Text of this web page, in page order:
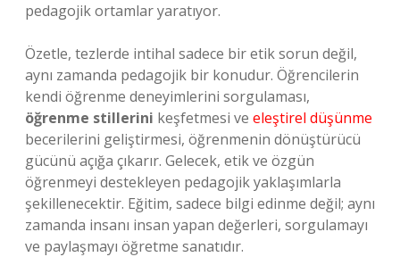
pedagojik ortamlar yaratıyor.
Özetle, tezlerde intihal sadece bir etik sorun değil,
aynı zamanda pedagojik bir konudur. Öğrencilerin
kendi öğrenme deneyimlerini sorgulaması,
öğrenme stillerini keşfetmesi ve eleştirel düşünme
becerilerini geliştirmesi, öğrenmenin dönüştürücü
gücünü açığa çıkarır. Gelecek, etik ve özgün
öğrenmeyi destekleyen pedagojik yaklaşımlarla
şekillenecektir. Eğitim, sadece bilgi edinme değil; aynı
zamanda insanı insan yapan değerleri, sorgulamayı
ve paylaşmayı öğretme sanatıdır.